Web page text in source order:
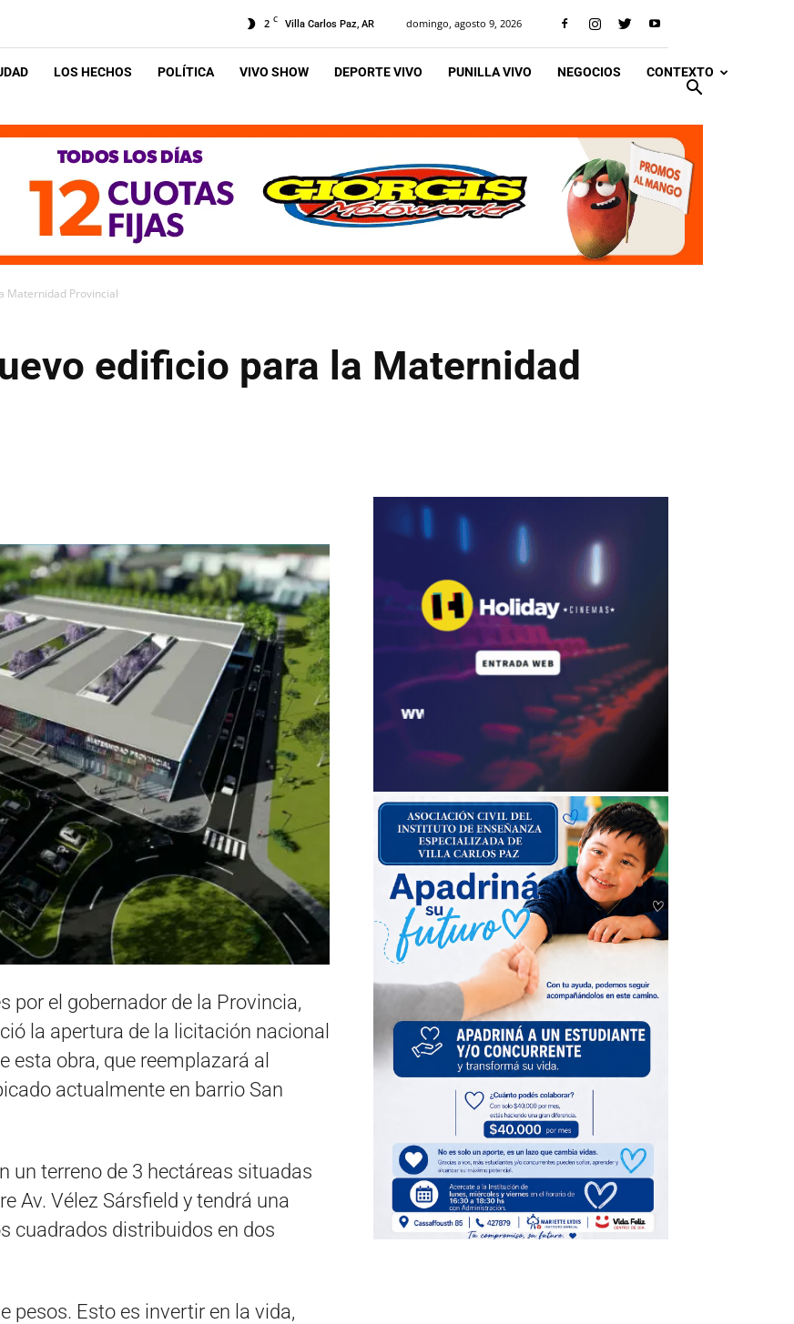
2 C Villa Carlos Paz, AR domingo, agosto 9, 2026
LOS HECHOS POLÍTICA VIVO SHOW DEPORTE VIVO PUNILLA VIVO NEGOCIOS CONTEXTO
Maternidad Provincial
edificio para la Maternidad
por el gobernador de la Provincia,
la apertura de la licitación nacional
esta obra, que reemplazará al
actualmente en barrio San
un terreno de 3 hectáreas situadas
Av. Vélez Sársfield y tendrá una
cuadrados distribuidos en dos
pesos. Esto es invertir en la vida,